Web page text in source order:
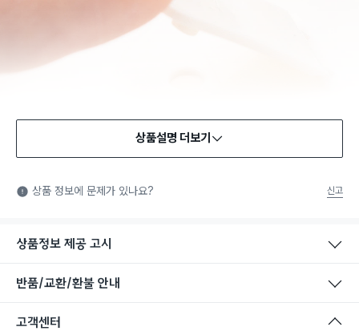
식품용 기구: 식품위생법에서 정한 규격에 따라 제조되어 식품 또
는 식품첨가물에 사용할 수 있는 식품용기구라는 표시입니다.
상품설명 더보기
상품 정보에 문제가 있나요? 신고
상품정보 제공 고시
반품/교환/환불 안내
고객센터